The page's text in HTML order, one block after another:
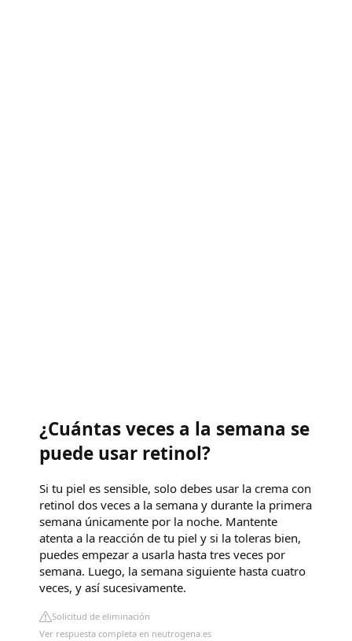
¿Cuántas veces a la semana se
puede usar retinol?
Si tu piel es sensible, solo debes usar la crema con
retinol dos veces a la semana y durante la primera
semana únicamente por la noche. Mantente
atenta a la reacción de tu piel y si la toleras bien,
puedes empezar a usarla hasta tres veces por
semana. Luego, la semana siguiente hasta cuatro
veces, y así sucesivamente.
Solicitud de eliminación
Ver respuesta completa en neutrogena.es